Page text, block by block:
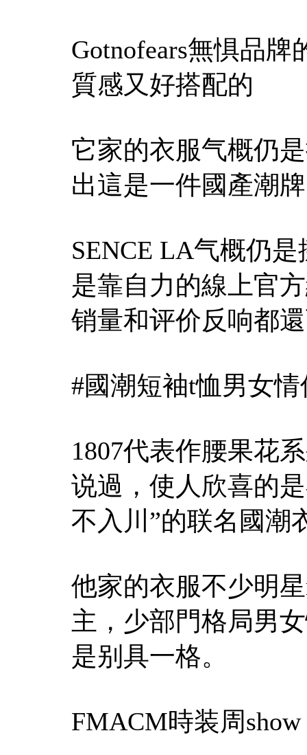
Gotnofears無惧品
質感又好搭配的
它家的衣服气概仍
出這是一件國產潮
SENCE LA气概仍
是靠自力的線上官
销量和评价反响都
#國潮短袖t恤男女情
1807代表作腰果花
说過，使人欣喜的
不入川”的联名國潮
他家的衣服不少明
主，少部門格局男
是别具一格。
FMACM時装周show